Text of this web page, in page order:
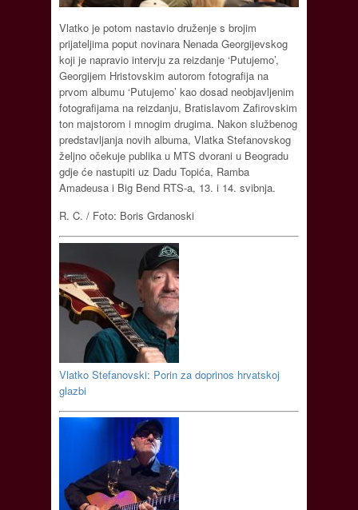
Vlatko je potom nastavio druženje s brojim
prijateljima poput novinara Nenada Georgijevskog
koji je napravio intervju za reizdanje ‘Putujemo’,
Georgijem Hristovskim autorom fotografija na
prvom albumu ‘Putujemo’ kao dosad neobjavljenim
fotografijama na reizdanju, Bratislavom Zafirovskim
ton majstorom i mnogim drugima. Nakon službenog
predstavljanja novih albuma, Vlatka Stefanovskog
željno očekuje publika u MTS dvorani u Beogradu
gdje će nastupiti uz Dadu Topića, Ramba
Amadeusa i Big Bend RTS-a, 13. i 14. svibnja.
R. C. / Foto: Boris Grdanoski
Vlatko Stefanovski: Porin za doprinos hrvatskoj
glazbi